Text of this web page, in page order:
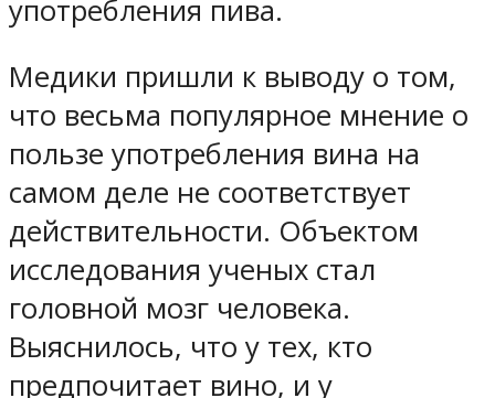
употребления пива.
Медики пришли к выводу о том,
что весьма популярное мнение о
пользе употребления вина на
самом деле не соответствует
действительности. Объектом
исследования ученых стал
головной мозг человека.
Выяснилось, что у тех, кто
предпочитает вино, и у